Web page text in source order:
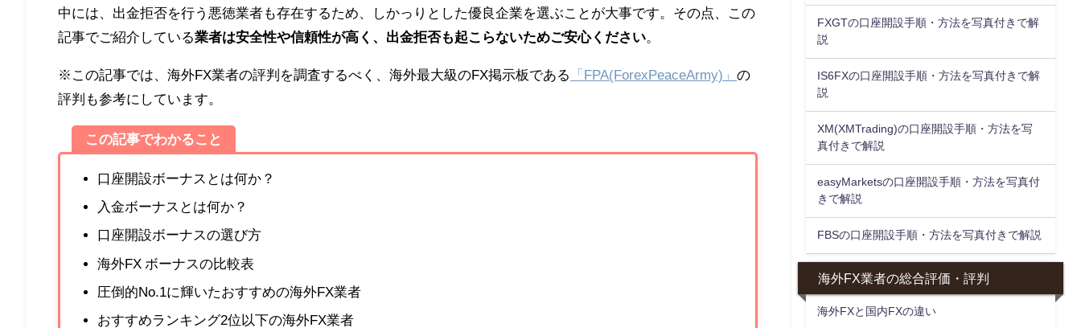
中には、出金拒否を行う悪徳業者も存在するため、しかっりとした優良企業を選ぶことが大事です。その点、この
記事でご紹介している業者は安全性や信頼性が高く、出金拒否も起こらないためご安心ください
※この記事では、海外FX業者の評判を調査するべく、海外最大級のFX掲示板である 「FPA(ForexPeaceArmy)」 の
評判も参考にしています。
この記事でわかること
口座開設ボーナスとは何か？
入金ボーナスとは何か？
口座開設ボーナスの選び方
海外FX ボーナスの比較表
圧倒的No.1に輝いたおすすめの海外FX業者
おすすめランキング2位以下の海外FX業者
FXGTの口座開設手順・方法を写真付きで解
説
IS6FXの口座開設手順・方法を写真付きで解
説
XM(XMTrading)の口座開設手順・方法を写
真付きで解説
easyMarketsの口座開設手順・方法を写真付
きで解説
FBSの口座開設手順・方法を写真付きで解説
海外FX業者の総合評価・評判
海外FXと国内FXの違い